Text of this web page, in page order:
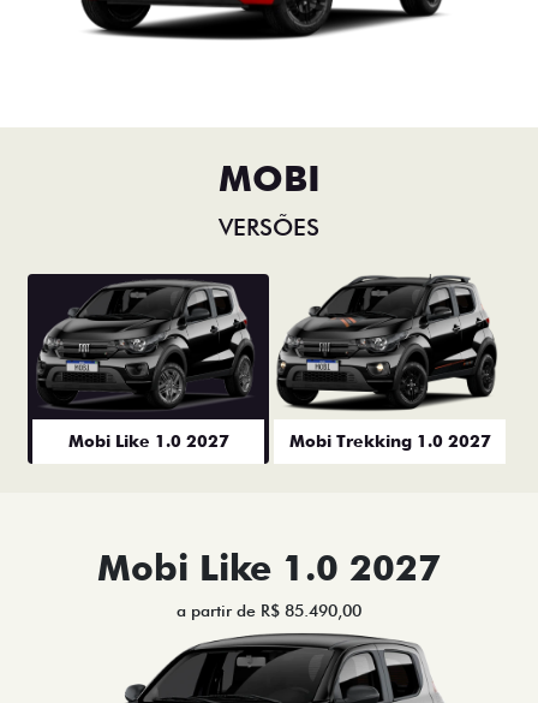
MOBI
VERSÕES
Mobi Like 1.0 2027 Mobi Trekking 1.0 2027
Mobi Like 1.0 2027
a partir de R$ 85.490,00